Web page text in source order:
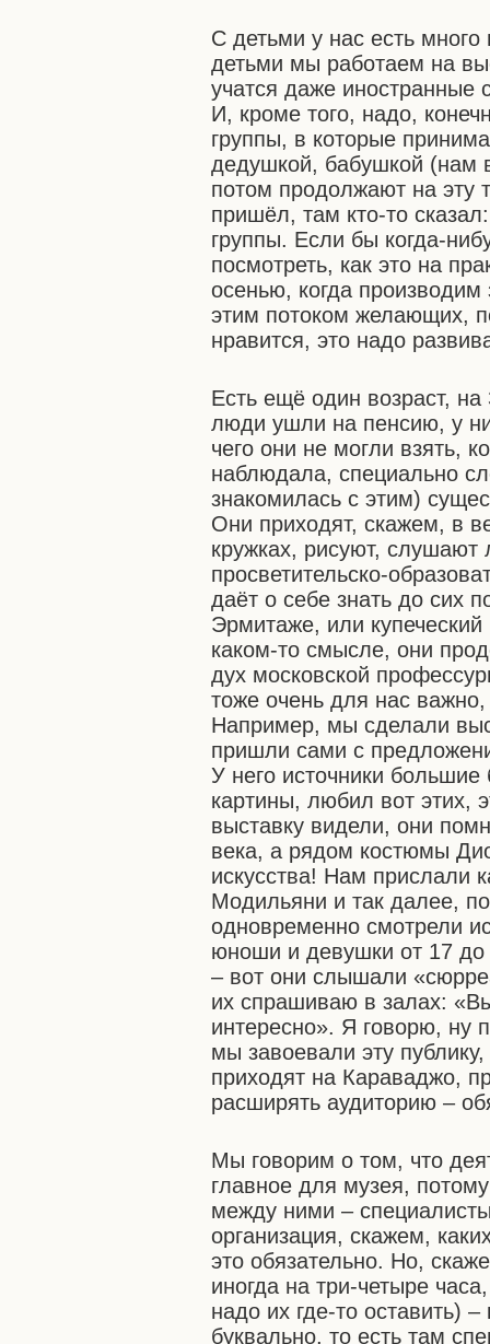
С детьми у нас есть много
детьми мы работаем на
учатся даже иностранные
И, кроме того, надо,
группы, в которые
дедушкой, бабушкой (нам
потом продолжают на эту
пришёл, там кто-то
группы. Если бы когда-
посмотреть, как это на
осенью, когда
этим потоком желающих,
нравится, это надо
Есть ещё один возраст,
люди ушли на пенсию, у
чего они не могли взять,
наблюдала, специально
знакомилась с этим)
Они приходят, скажем, в
кружках, рисуют, слушают
просветительско-
даёт о себе знать до сих
Эрмитаже, или
каком-то смысле, они
дух московской
тоже очень для нас
Например, мы сделали
пришли сами с
У него источники
картины, любил вот этих,
выставку видели, они
века, а рядом костюмы
искусства! Нам прислали
Модильяни и так далее,
одновременно смотрели
юноши и девушки от 17 до
– вот они слышали
их спрашиваю в залах:
интересно». Я говорю, ну
мы завоевали эту
приходят на Караваджо,
расширять аудиторию –
Мы говорим о том, что
главное для музея,
между ними –
организация, скажем,
это обязательно. Но,
иногда на три-четыре
надо их где-то оставить)
буквально, то есть там